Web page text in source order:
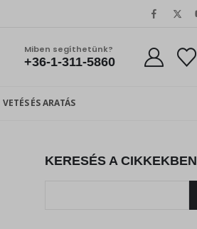
Miben segíthetünk?
+36-1-311-5860
VETÉS ÉS ARATÁS
KERESÉS A CIKKEKBEN